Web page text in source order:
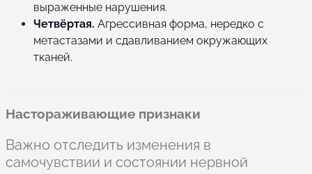
выраженные нарушения.
Четвёртая. Агрессивная форма, нередко с
метастазами и сдавливанием окружающих
тканей.
Настораживающие признаки
Важно отследить изменения в
самочувствии и состоянии нервной